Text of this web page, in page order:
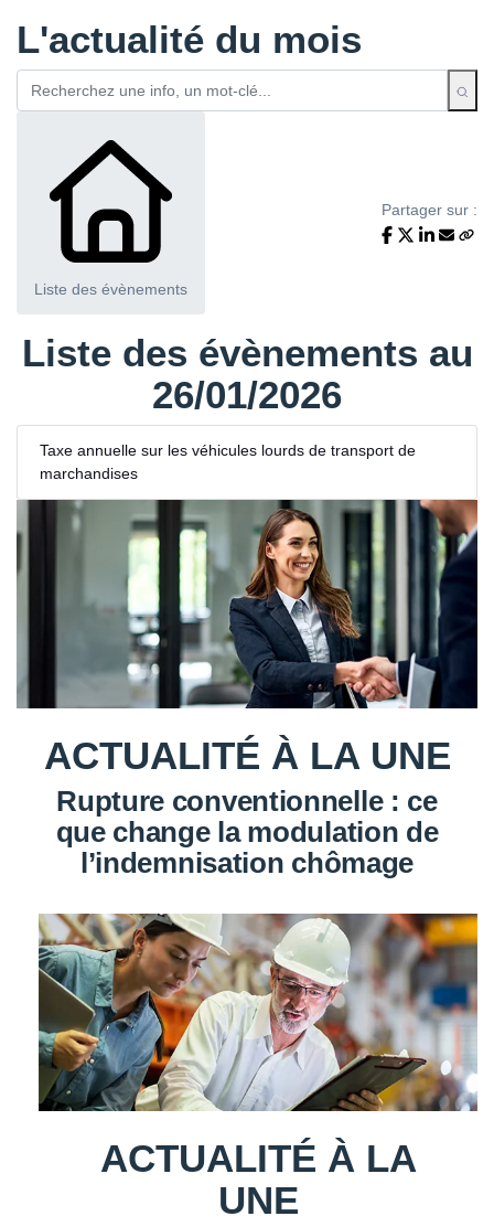
L'actualité du mois
Liste des évènements
Partager sur :
Liste des évènements au
26/01/2026
Taxe annuelle sur les véhicules lourds de transport de
marchandises
ACTUALITÉ À LA UNE
Rupture conventionnelle : ce
que change la modulation de
l’indemnisation chômage
ACTUALITÉ À LA
UNE